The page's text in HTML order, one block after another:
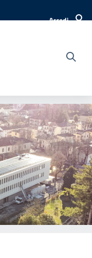
Accedi